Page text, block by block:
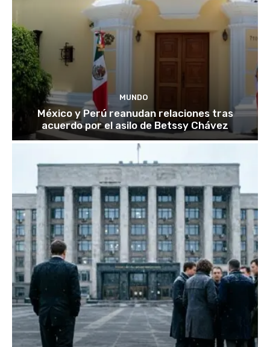
MUNDO
México y Perú reanudan relaciones tras
acuerdo por el asilo de Betssy Chávez